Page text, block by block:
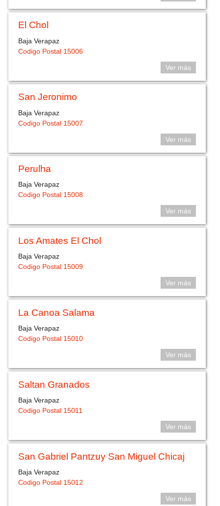
El Chol
Baja Verapaz
Codigo Postal 15006
Ver más
San Jeronimo
Baja Verapaz
Codigo Postal 15007
Ver más
Perulha
Baja Verapaz
Codigo Postal 15008
Ver más
Los Amates El Chol
Baja Verapaz
Codigo Postal 15009
Ver más
La Canoa Salama
Baja Verapaz
Codigo Postal 15010
Ver más
Saltan Granados
Baja Verapaz
Codigo Postal 15011
Ver más
San Gabriel Pantzuy San Miguel Chicaj
Baja Verapaz
Codigo Postal 15012
Ver más